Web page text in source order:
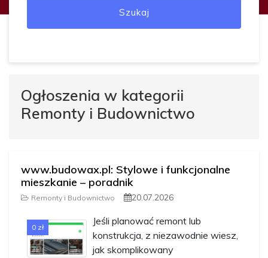
Szukaj
Ogłoszenia w kategorii
Remonty i Budownictwo
www.budowax.pl: Stylowe i funkcjonalne
mieszkanie – poradnik
Remonty i Budownictwo 20.07.2026
0 zł
Jeśli planować remont lub
konstrukcja, z niezawodnie wiesz,
jak skomplikowany